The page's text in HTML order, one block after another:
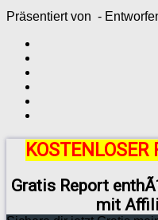
Präsentiert von -
KOSTENLOSER
Gratis Report
mit